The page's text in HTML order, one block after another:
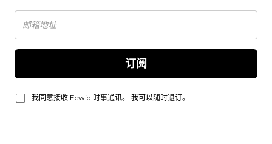
订阅
我同意接收 Ecwid 时事通讯。 我可以随时退订。